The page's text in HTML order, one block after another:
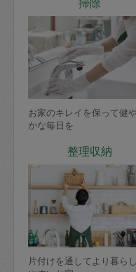
お家のキレイを保って健
かな毎日を
整理収納
片付けを通してより暮らし